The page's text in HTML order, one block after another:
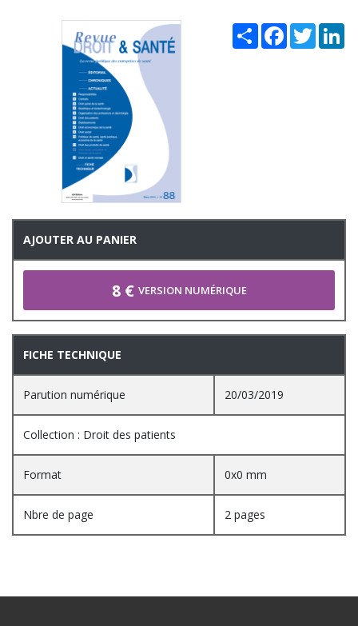
Share Facebook
Twitter
AJOUTER AU PANIER
8 € VERSION NUMÉRIQUE
FICHE TECHNIQUE
Parution numérique 20/03/2019
Collection : Droit des patients
Format 0x0 mm
Nbre de page 2 pages